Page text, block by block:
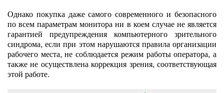
Однако покупка даже самого современного и безопасного
по всем параметрам монитора ни в коем случае не является
гарантией предупреждения компьютерного зрительного
синдрома, если при этом нарушаются правила организации
рабочего места, не соблюдается режим работы оператора, а
также не осуществлена коррекция зрения, соответствующая
этой работе.